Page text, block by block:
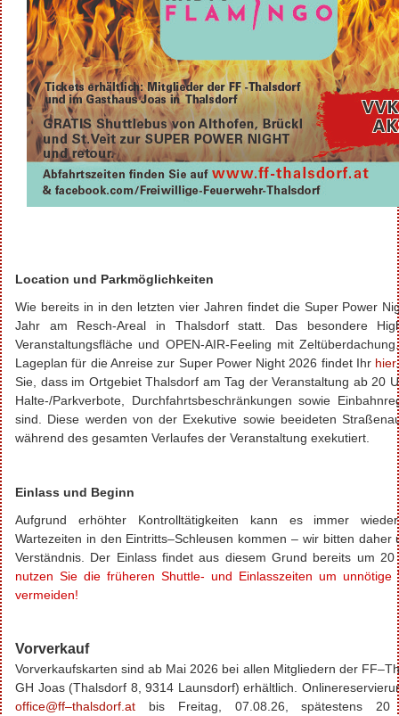
Location und Parkmöglichkeiten
Wie bereits in in den letzten vier Jahren findet die Super Power
Jahr am Resch-Areal in Thalsdorfstatt. Das besondere
Veranstaltungsfläche und OPEN-AIR-Feeling mit
Lageplan für die Anreise zur Super Power Night 2026 findet Ihr hier
Sie, dass im Ortgebiet Thalsdorf am Tag der Veranstaltung ab 20
Halte-/Parkverbote, Durchfahrtsbeschränkungen sowie
sind. Diese werden von der Exekutive sowie beeideten
während des gesamten Verlaufes der Veranstaltung exekutiert.
Einlass und Beginn
Aufgrund erhöhter Kontrolltätigkeiten kann es immer
Wartezeiten in den Eintritts–Schleusen kommen – wir bitten daher
Verständnis. Der Einlass findet aus diesem Grund bereits um
nutzen Sie die früheren Shuttle- und Einlasszeiten um unnötige
vermeiden!
Vorverkauf
Vorverkaufskarten sind ab Mai 2026 bei allen Mitgliedern der FF–
GH Joas (Thalsdorf 8, 9314 Launsdorf) erhältlich.
office@ff–thalsdorf.at bis Freitag, 07.08.26, spätestens 20